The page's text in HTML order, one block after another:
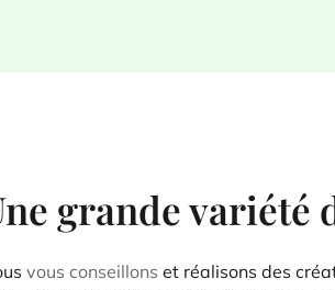
grande variété
vous conseillons et réalisons des